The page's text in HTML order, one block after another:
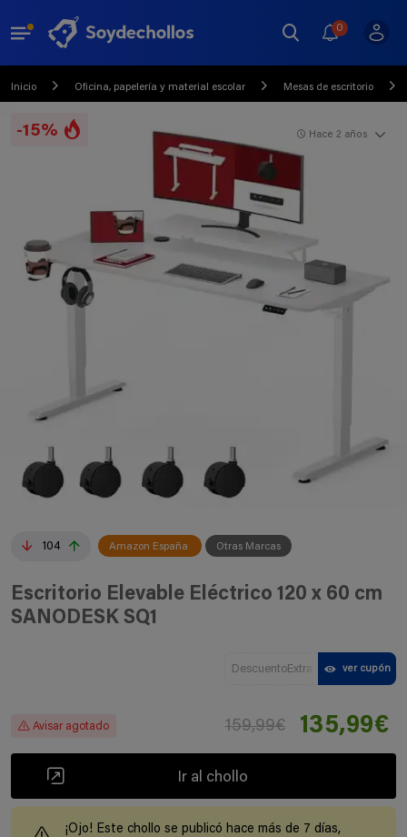
0
Inicio Oficina, papelería y material escolar Mesas de escritorio
-15%
104 Amazon España Otras Marcas
Hace 2 años
Escritorio Elevable Eléctrico 120 x 60 cm
SANODESK SQ1
DescuentoExtra ver cupón
Avisar agotado 159,99€ 135,99€
Ir al chollo
¡Ojo! Este chollo se publicó hace más de 7 días,